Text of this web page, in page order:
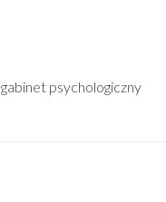
gabinet psychologiczny